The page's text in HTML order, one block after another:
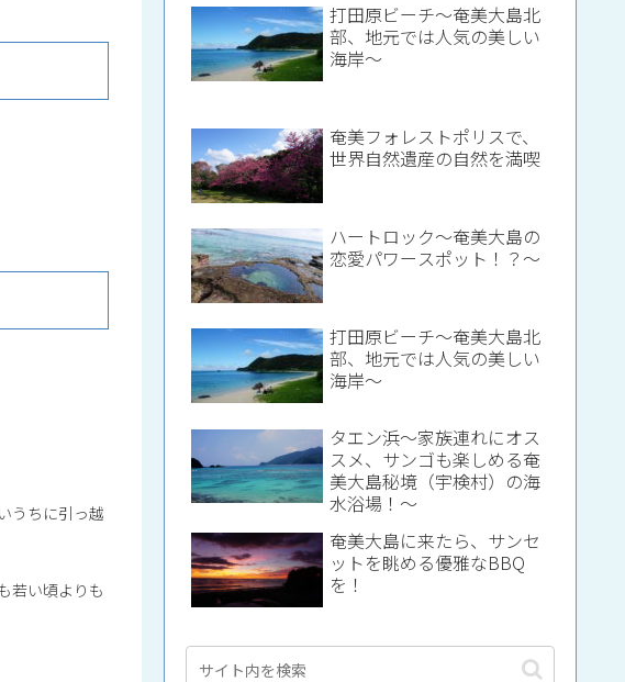
うちに引っ越
若い頃よりも
打田原ビーチ～奄美大島北
部、地元では人気の美しい
海岸～
奄美フォレストポリスで、
世界自然遺産の自然を満喫
ハートロック～奄美大島の
恋愛パワースポット！？～
打田原ビーチ～奄美大島北
部、地元では人気の美しい
海岸～
タエン浜～家族連れにオス
スメ、サンゴも楽しめる奄
美大島秘境（宇検村）の海
水浴場！～
奄美大島に来たら、サンセ
ットを眺める優雅なBBQ
を！